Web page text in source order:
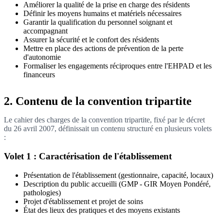
Améliorer la qualité de la prise en charge des résidents
Définir les moyens humains et matériels nécessaires
Garantir la qualification du personnel soignant et
accompagnant
Assurer la sécurité et le confort des résidents
Mettre en place des actions de prévention de la perte
d'autonomie
Formaliser les engagements réciproques entre l'EHPAD et les
financeurs
2. Contenu de la convention tripartite
Le cahier des charges de la convention tripartite, fixé par le décret
du 26 avril 2007, définissait un contenu structuré en plusieurs volets
:
Volet 1 : Caractérisation de l'établissement
Présentation de l'établissement (gestionnaire, capacité, locaux)
Description du public accueilli (GMP - GIR Moyen Pondéré,
pathologies)
Projet d'établissement et projet de soins
État des lieux des pratiques et des moyens existants